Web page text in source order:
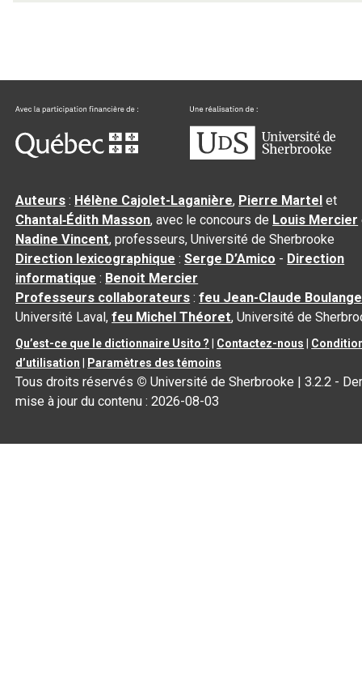
Auteurs : Hélène Cajolet-Laganière, Pierre Martel et
Chantal‑Édith Masson, avec le concours de Louis Mercier
Nadine Vincent, professeurs, Université de Sherbrooke
Direction lexicographique :Serge D’Amico - Direction
informatique : Benoit Mercier
Professeurs collaborateurs :feu Jean-Claude
Université Laval,feu Michel Théoret, Université de
Qu’est-ce que le dictionnaire Usito ? Contactez-nous
d’utilisation
Paramètres des témoins
Tous droits réservés © Université de Sherbrooke |3.2.2 -
mise à jour du contenu :2026-08-03